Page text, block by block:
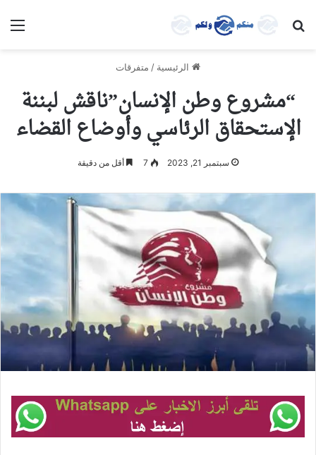
بحث عن
الرئيسية / متفرقات
“مشروع وطن الإنسان”ناقش لبننة
الإستحقاق الرئاسي وأوضاع القضاء
سبتمبر 21, 2023 7 أقل من دقيقة